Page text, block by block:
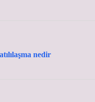
nedir